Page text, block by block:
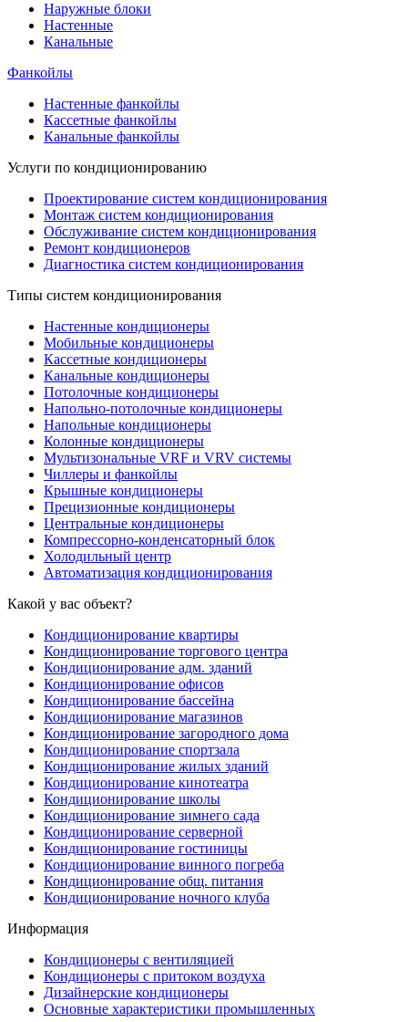
Наружные блоки
Настенные
Канальные
Фанкойлы
Настенные фанкойлы
Кассетные фанкойлы
Канальные фанкойлы
Услуги по кондиционированию
Проектирование систем кондиционирования
Монтаж систем кондиционирования
Обслуживание систем кондиционирования
Ремонт кондиционеров
Диагностика систем кондиционирования
Типы систем кондиционирования
Настенные кондиционеры
Мобильные кондиционеры
Кассетные кондиционеры
Канальные кондиционеры
Потолочные кондиционеры
Напольно-потолочные кондиционеры
Напольные кондиционеры
Колонные кондиционеры
Мультизональные VRF и VRV системы
Чиллеры и фанкойлы
Крышные кондиционеры
Прецизионные кондиционеры
Центральные кондиционеры
Компрессорно-конденсаторный блок
Холодильный центр
Автоматизация кондиционирования
Какой у вас объект?
Кондиционирование квартиры
Кондиционирование торгового центра
Кондиционирование адм. зданий
Кондиционирование офисов
Кондиционирование бассейна
Кондиционирование магазинов
Кондиционирование загородного дома
Кондиционирование спортзала
Кондиционирование жилых зданий
Кондиционирование кинотеатра
Кондиционирование школы
Кондиционирование зимнего сада
Кондиционирование серверной
Кондиционирование гостиницы
Кондиционирование винного погреба
Кондиционирование общ. питания
Кондиционирование ночного клуба
Информация
Кондиционеры с вентиляцией
Кондиционеры с притоком воздуха
Дизайнерские кондиционеры
Основные характеристики промышленных